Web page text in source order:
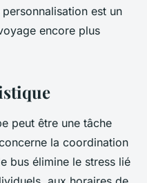
est un
encore plus
peut être une tâche
la coordination
bus élimine le stress lié